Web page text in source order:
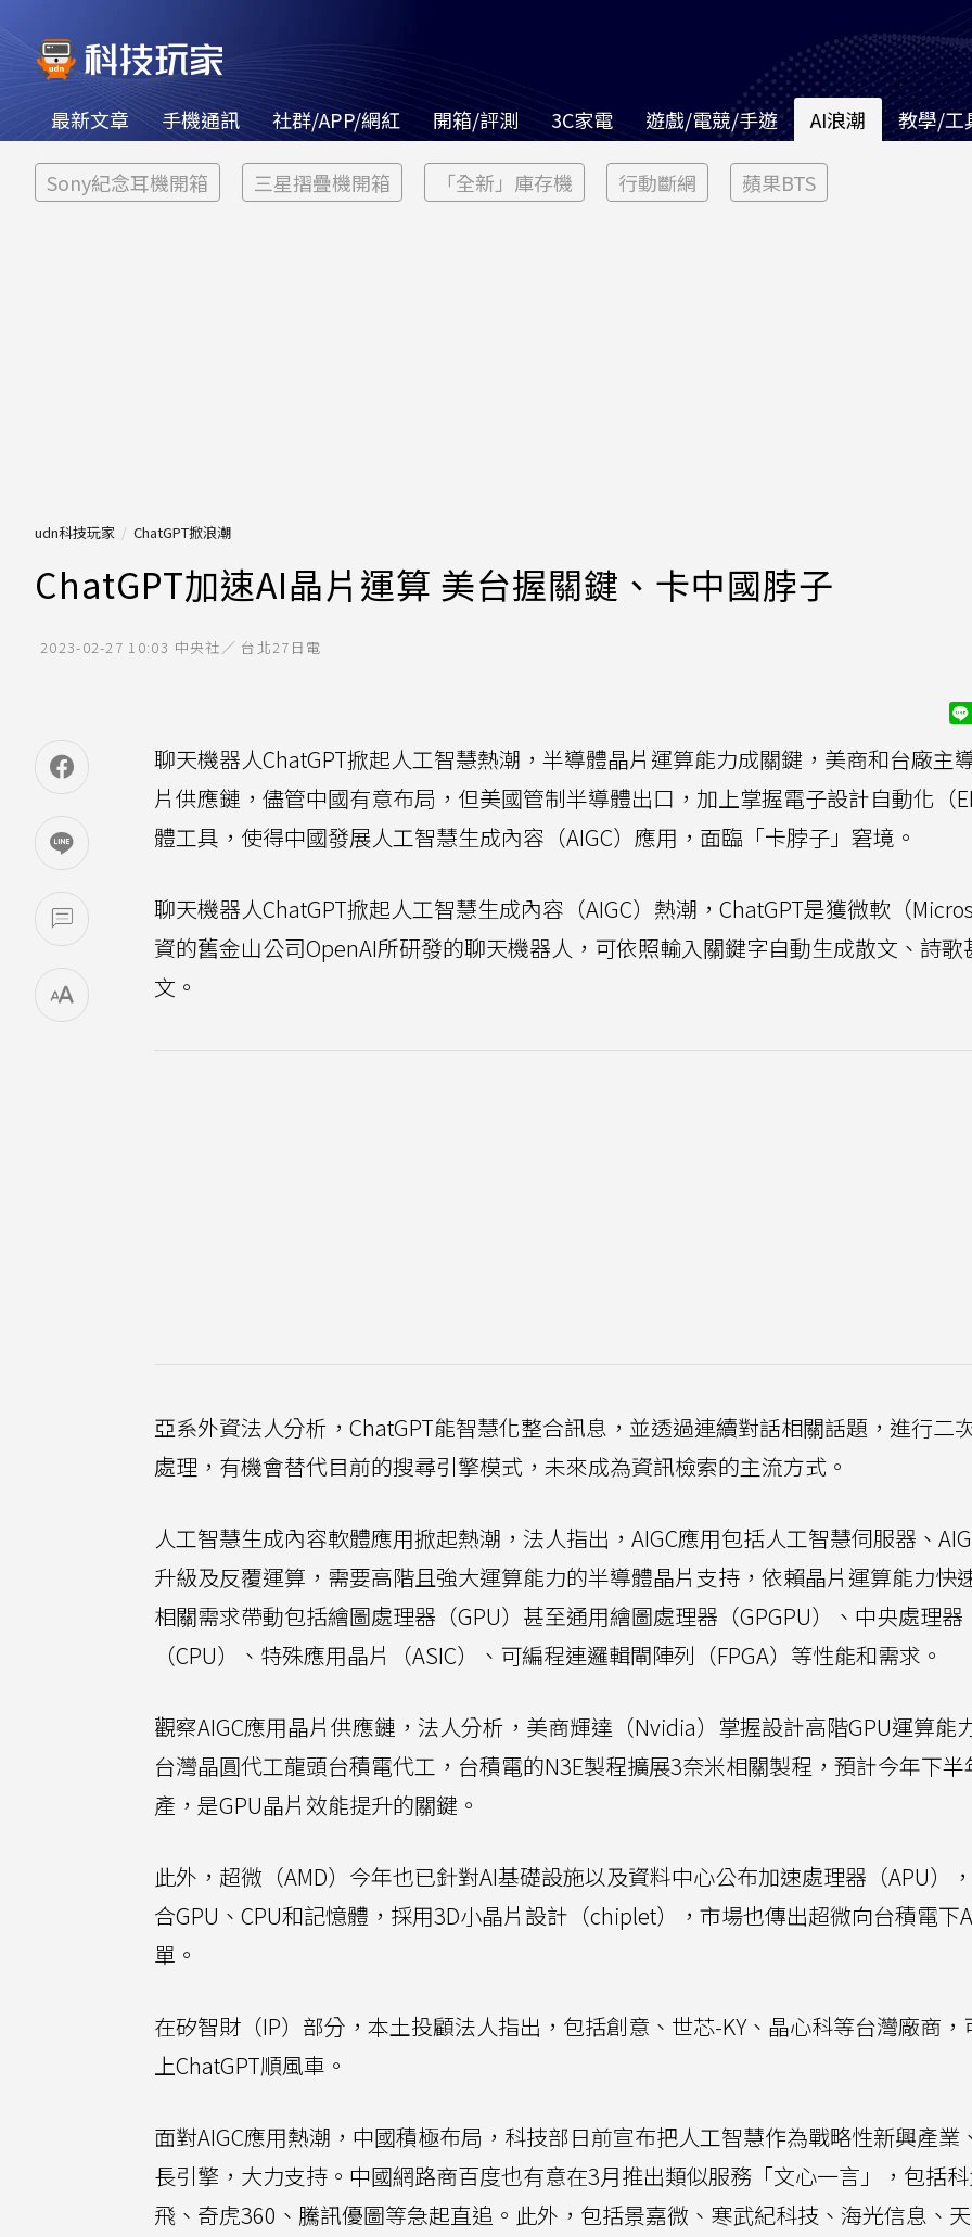
最新文章 手機通訊 社群/APP/網紅 開箱/評測 3C家電 遊戲/電競/手遊 AI浪潮 教學/工
Sony紀念耳機開箱 三星摺疊機開箱 「全新」庫存機 行動斷網 蘋果BTS
udn科技玩家 ChatGPT掀浪潮
ChatGPT加速AI晶片運算 美台握關鍵、卡中國脖子
2023-02-27 10:03 中央社／ 台北27日電
聊天機器人ChatGPT掀起人工智慧熱潮，半導體晶片運算能力成關鍵，美商和台廠主
片供應鏈，儘管中國有意布局，但美國管制半導體出口，加上掌握電子設計自動化（
體工具，使得中國發展人工智慧生成內容（AIGC）應用，面臨「卡脖子」窘境。
聊天機器人ChatGPT掀起人工智慧生成內容（AIGC）熱潮，ChatGPT是獲微軟（
資的舊金山公司OpenAI所研發的聊天機器人，可依照輸入關鍵字自動生成散文、詩歌
文。
亞系外資法人分析，ChatGPT能智慧化整合訊息，並透過連續對話相關話題，進行二
處理，有機會替代目前的搜尋引擎模式，未來成為資訊檢索的主流方式。
人工智慧生成內容軟體應用掀起熱潮，法人指出，AIGC應用包括人工智慧伺服器、
升級及反覆運算，需要高階且強大運算能力的半導體晶片支持，依賴晶片運算能力快
相關需求帶動包括繪圖處理器（GPU）甚至通用繪圖處理器（GPGPU）、中央處理器
（CPU）、特殊應用晶片（ASIC）、可編程連邏輯閘陣列（FPGA）等性能和需求。
觀察AIGC應用晶片供應鏈，法人分析，美商輝達（Nvidia）掌握設計高階GPU運算能
台灣晶圓代工龍頭台積電代工，台積電的N3E製程擴展3奈米相關製程，預計今年下半
產，是GPU晶片效能提升的關鍵。
此外，超微（AMD）今年也已針對AI基礎設施以及資料中心公布加速處理器（APU）
合GPU、CPU和記憶體，採用3D小晶片設計（chiplet），市場也傳出超微向台積電下
單。
在矽智財（IP）部分，本土投顧法人指出，包括創意、世芯-KY、晶心科等台灣廠商，
上ChatGPT順風車。
面對AIGC應用熱潮，中國積極布局，科技部日前宣布把人工智慧作為戰略性新興產業
長引擎，大力支持。中國網路商百度也有意在3月推出類似服務「文心一言」，包括
飛、奇虎360、騰訊優圖等急起直追。此外，包括景嘉微、寒武紀科技、海光信息、